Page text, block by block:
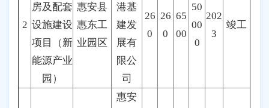
2
房及配套
设施建设
项目（新
能源产业
园）
惠安县
惠东工
业园区
港基
建发
展有
限公
司
26
0
26
0
65
00
50
00
0
202
3
竣工
惠安